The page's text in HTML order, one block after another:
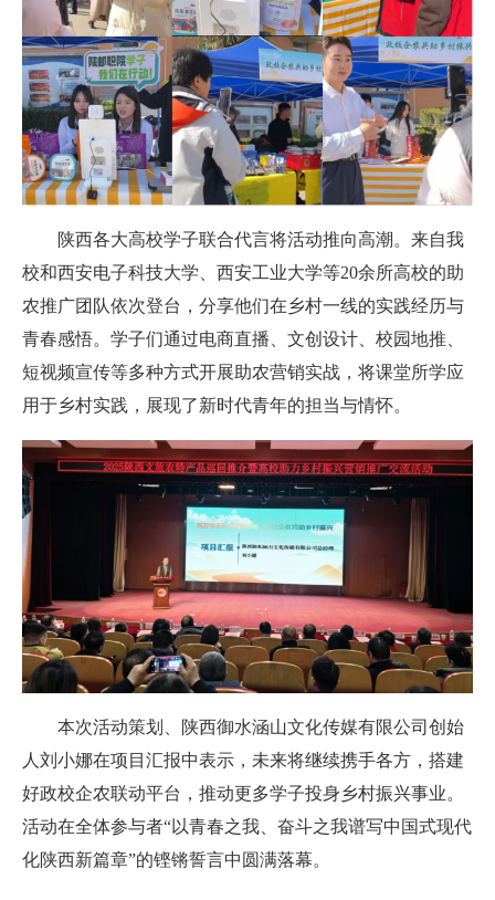
陕西各大高校学子联合代言将活动推向高潮。来自我
校和西安电子科技大学、西安工业大学等20余所高校的助
农推广团队依次登台，分享他们在乡村一线的实践经历与
青春感悟。学子们通过电商直播、文创设计、校园地推、
短视频宣传等多种方式开展助农营销实战，将课堂所学应
用于乡村实践，展现了新时代青年的担当与情怀。
本次活动策划、陕西御水涵山文化传媒有限公司创始
人刘小娜在项目汇报中表示，未来将继续携手各方，搭建
好政校企农联动平台，推动更多学子投身乡村振兴事业。
活动在全体参与者“以青春之我、奋斗之我谱写中国式现代
化陕西新篇章”的铿锵誓言中圆满落幕。